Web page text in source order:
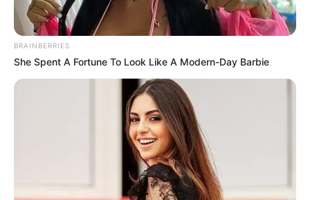
BRAINBERRIES
She Spent A Fortune To Look Like A Modern-Day Barbie